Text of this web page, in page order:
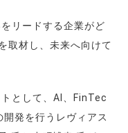
リードする企業がど
取材し、未来へ向けて
として、AI、FinTec
発を行うレヴィアス